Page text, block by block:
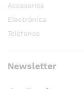
Accesorios
Electrónica
Teléfonos
Newsletter